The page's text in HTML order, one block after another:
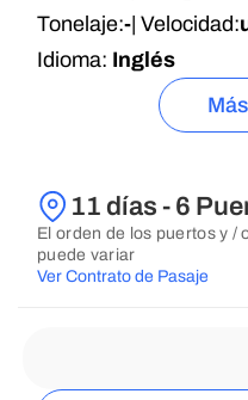
Tonelaje:- | Velocidad:
Idioma: Inglés
11 días - 6
El orden de los puertos y /
puede variar
Ver Contrato de Pasaje